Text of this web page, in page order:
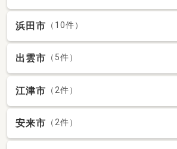
浜田市 （10件）
出雲市 （5件）
江津市 （2件）
安来市 （2件）